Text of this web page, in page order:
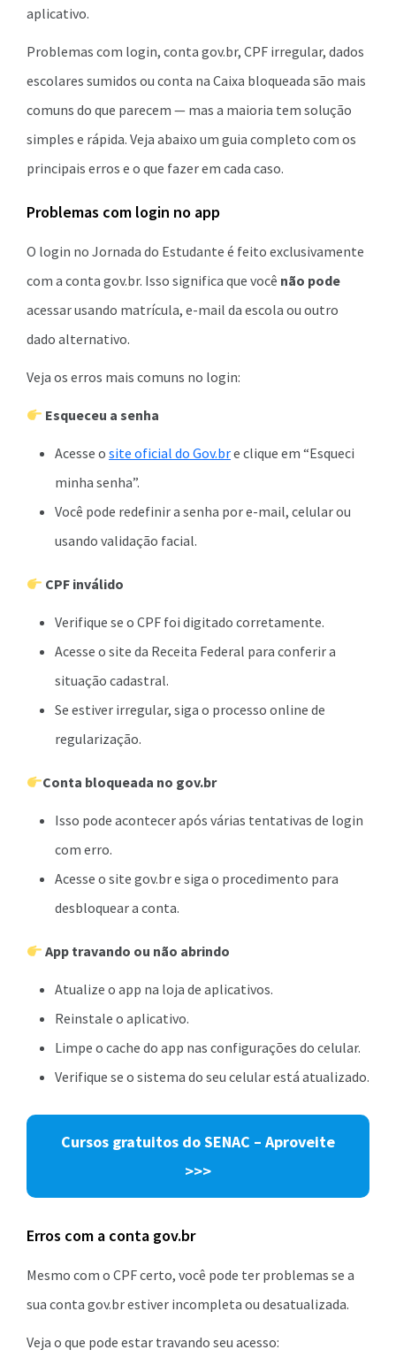
aplicativo.
Problemas com login, conta gov.br, CPF irregular, dados
escolares sumidos ou conta na Caixa bloqueada são mais
comuns do que parecem — mas a maioria tem solução
simples e rápida. Veja abaixo um guia completo com os
principais erros e o que fazer em cada caso.
Problemas com login no app
O login no Jornada do Estudante é feito exclusivamente
com a conta gov.br. Isso significa que você não pode
acessar usando matrícula, e-mail da escola ou outro
dado alternativo.
Veja os erros mais comuns no login:
Esqueceu a senha
Acesse o site oficial do Gov.bre clique em “Esqueci
minha senha”.
Você pode redefinir a senha por e-mail, celular ou
usando validação facial.
CPF inválido
Verifique se o CPF foi digitado corretamente.
Acesse o site da Receita Federal para conferir a
situação cadastral.
Se estiver irregular, siga o processo online de
regularização.
Conta bloqueada no gov.br
Isso pode acontecer após várias tentativas de login
com erro.
Acesse o site gov.br e siga o procedimento para
desbloquear a conta.
App travando ou não abrindo
Atualize o app na loja de aplicativos.
Reinstale o aplicativo.
Limpe o cache do app nas configurações do celular.
Verifique se o sistema do seu celular está atualizado.
Cursos gratuitos do SENAC – Aproveite
>>>
Erros com a conta gov.br
Mesmo com o CPF certo, você pode ter problemas se a
sua conta gov.br estiver incompleta ou desatualizada.
Veja o que pode estar travando seu acesso: